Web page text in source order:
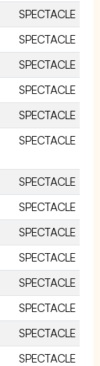
SPECTACLE
SPECTACLE
SPECTACLE
SPECTACLE
SPECTACLE
SPECTACLE
SPECTACLE
SPECTACLE
SPECTACLE
SPECTACLE
SPECTACLE
SPECTACLE
SPECTACLE
SPECTACLE